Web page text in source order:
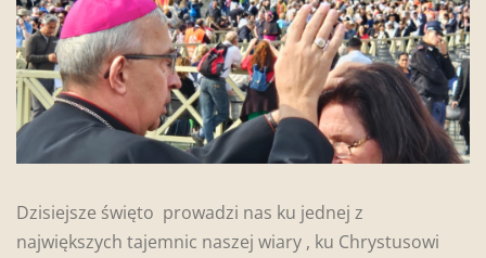
Dzisiejsze święto prowadzi nas ku jednej z
największych tajemnic naszej wiary , ku Chrystusowi